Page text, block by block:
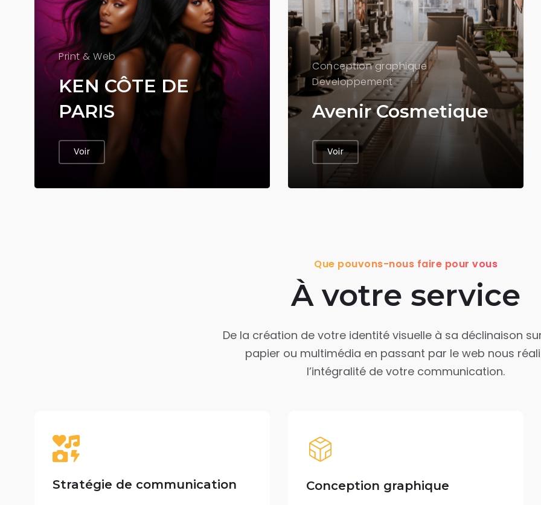
Print & Web
KEN CÔTE DE
PARIS
Voir
Conception graphique
Developpement
Avenir Cosmetique
Voir
Que pouvons-nous faire pour vous
À votre service
De la création de votre identité visuelle à sa déclinaison
papier ou multimédia en passant par le web nous
l’intégralité de votre communication.
Stratégie de communication Conception graphique